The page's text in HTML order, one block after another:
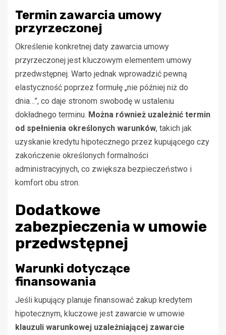
Termin zawarcia umowy
przyrzeczonej
Określenie konkretnej daty zawarcia umowy
przyrzeczonej jest kluczowym elementem umowy
przedwstępnej. Warto jednak wprowadzić pewną
elastyczność poprzez formułę „nie później niż do
dnia…”, co daje stronom swobodę w ustaleniu
dokładnego terminu. Można również uzależnić termin
od spełnienia określonych warunków, takich jak
uzyskanie kredytu hipotecznego przez kupującego czy
zakończenie określonych formalności
administracyjnych, co zwiększa bezpieczeństwo i
komfort obu stron.
Dodatkowe
zabezpieczenia w umowie
przedwstępnej
Warunki dotyczące
finansowania
Jeśli kupujący planuje finansować zakup kredytem
hipotecznym, kluczowe jest zawarcie w umowie
klauzuli warunkowej uzależniającej zawarcie